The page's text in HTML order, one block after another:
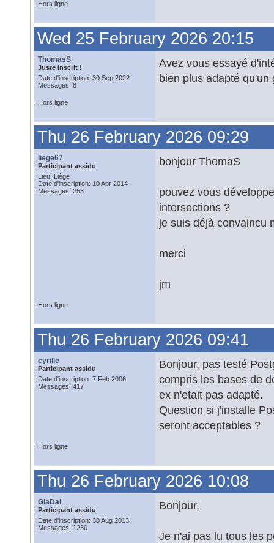
Hors ligne
Wed 25 February 2026 20:15
ThomasS
Juste Inscrit !
Date d'inscription: 30 Sep 2022
Messages: 8
Avez vous essayé
bien plus adapté qu'un
Hors ligne
Thu 26 February 2026 09:29
liege67
Participant assidu
Lieu: Liège
Date d'inscription: 10 Apr 2014
Messages: 253
bonjour ThomaS
pouvez vous
intersections ?
je suis déjà convaincu
merci
jm
Hors ligne
Thu 26 February 2026 09:41
cyrille
Participant assidu
Date d'inscription: 7 Feb 2006
Messages: 417
Bonjour, pas testé
compris les bases de
ex n'etait pas adapté.
Question si j'installe
seront acceptables ?
Hors ligne
Thu 26 February 2026 10:08
GlaDal
Participant assidu
Date d'inscription: 30 Aug 2013
Messages: 1230
Bonjour,
Je n'ai pas lu tous les